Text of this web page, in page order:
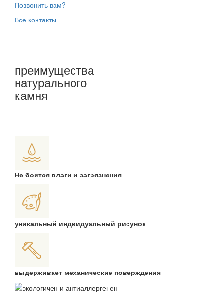
Позвонить вам?
Все контакты
преимущества
натурального
камня
Не боится влаги и загрязнения
уникальный индвидуальный рисунок
выдерживает механические поверждения